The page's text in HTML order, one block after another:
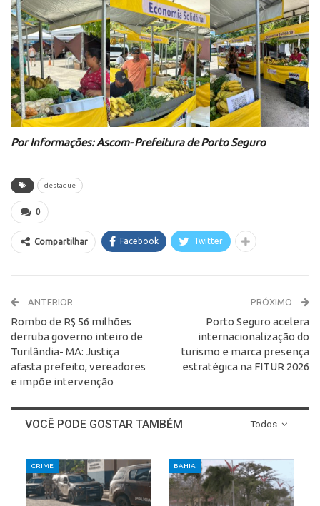
Por Informações: Ascom- Prefeitura de Porto Seguro
destaque
0
Compartilhar Facebook Twitter
ANTERIOR
Rombo de R$ 56 milhões
derruba governo inteiro de
Turilândia- MA: Justiça
afasta prefeito, vereadores
e impõe intervenção
PRÓXIMO
Porto Seguro acelera
internacionalização do
turismo e marca presença
estratégica na FITUR 2026
Todos
VOCÊ PODE GOSTAR TAMBÉM
CRIME BAHIA